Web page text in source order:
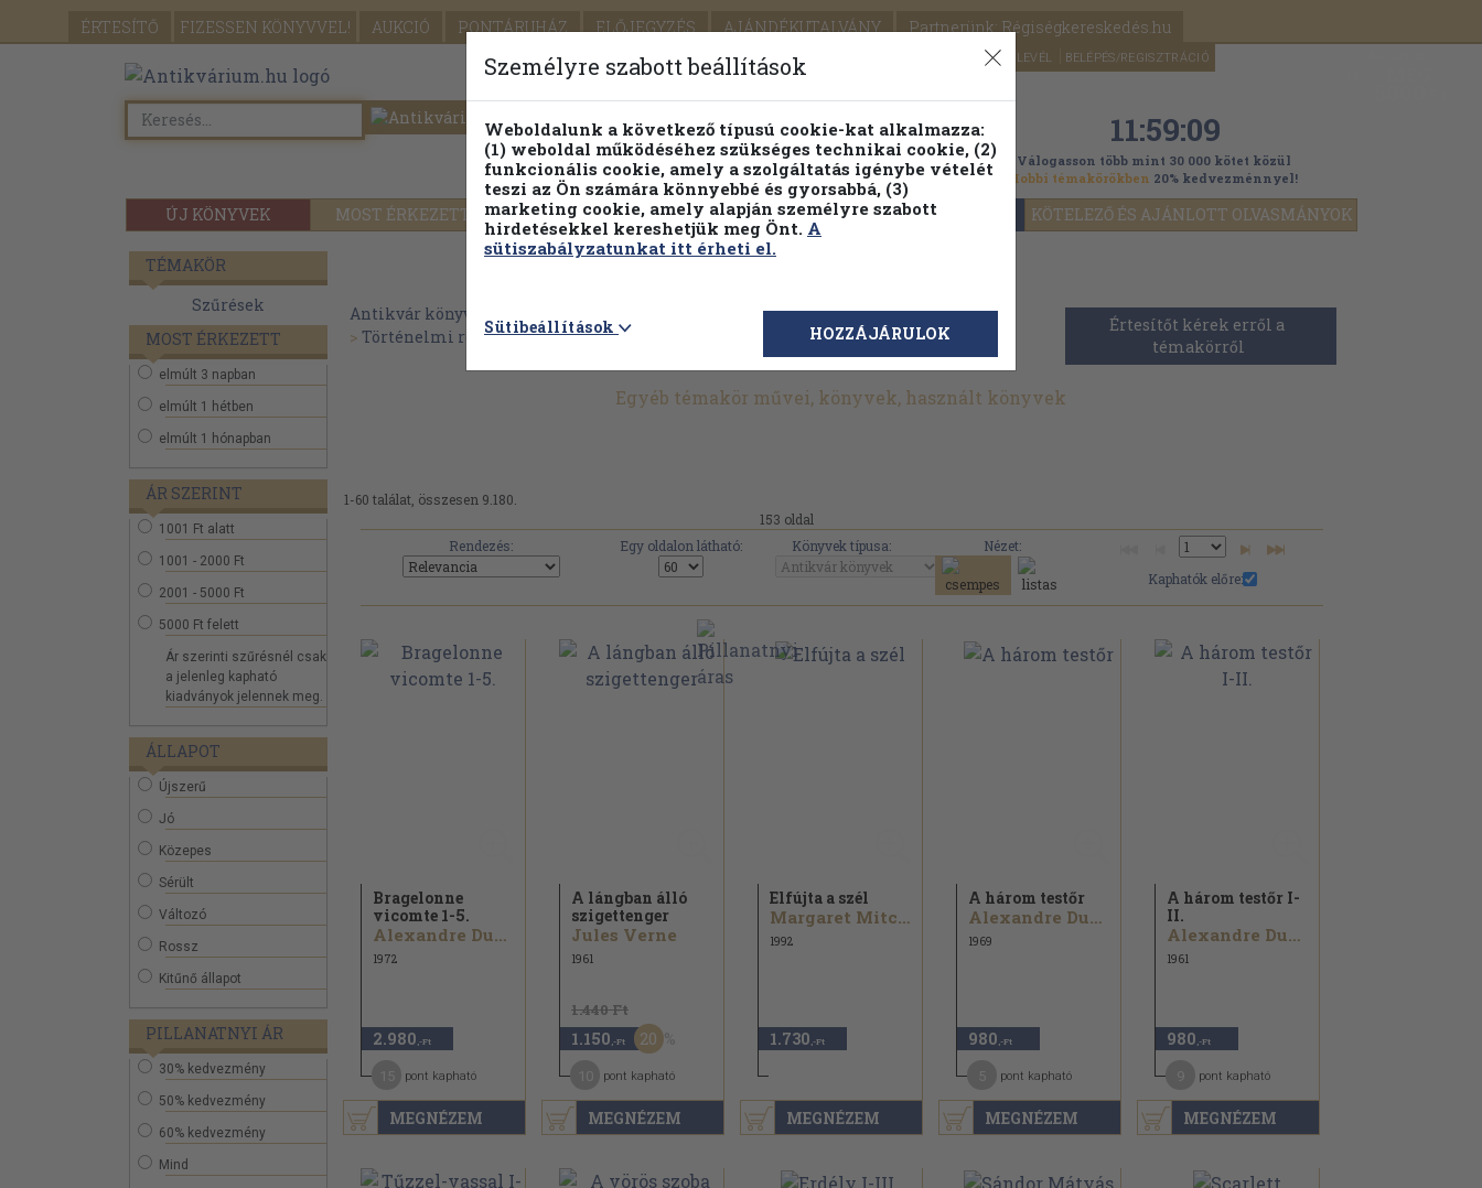
ÉRTESÍTŐ FIZESSEN KÖNYVVEL! AUKCIÓ PONTÁRUHÁZ ELŐJEGYZÉS AJÁNDÉKUTALVÁNY Partnerünk: Régiségkereskedés.hu
SEGÍTSÉG HÍRLEVÉL BELÉPÉS/REGISZTRÁCIÓ
ÚJ KÖNYVEK MOST ÉRKEZETT PILLANATNYI ÁRAINK FENNTARTHATÓ OLVASMÁNYOK KÖTELEZŐ ÉS AJÁNLOTT OLVASMÁNYOK
Részletes kereső Témaköri fa 11:59:07
Válogasson több mint 30 000 kötet közül
Hobbi témakörökben 20% kedvezménnyel!
TÉMAKÖR
Szűrések
MOST ÉRKEZETT
elmúlt 3 napban
elmúlt 1 hétben
elmúlt 1 hónapban
ÁR SZERINT
1001 Ft alatt
1001 - 2000 Ft
2001 - 5000 Ft
5000 Ft felett
Ár szerinti szűrésnél csak
a jelenleg kapható
kiadványok jelennek meg.
ÁLLAPOT
Újszerű
Jó
Közepes
Sérült
Változó
Rossz
Kitűnő állapot
PILLANATNYI ÁR
30% kedvezmény
50% kedvezmény
60% kedvezmény
Mind
Antikvár könyvek Regény, novella, elbeszélés>Tartalom szerint
> Történelmi regények>Újkor>Egyéb
Értesítőt kérek erről a
témakörről
Egyéb témakör művei, könyvek, használt könyvek
1-60 találat, összesen 9.180.
153 oldal
Rendezés:
Egy oldalon látható: Könyvek típusa:
Nézet:
Kaphatók előre:
MEGNÉZEM
Bragelonne
vicomte 1-5.
Alexandre Dumas
1972
2.980 ,-Ft
pont kapható
MEGNÉZEM
A lángban álló
szigettenger
Jules Verne
1961
1.440 Ft
1.150 ,-Ft 20
pont kapható
MEGNÉZEM
Elfújta a szél
Margaret Mitchell
1992
1.730 ,-Ft
MEGNÉZEM
A három testőr
Alexandre Dumas
1969
980 ,-Ft
pont kapható
MEGNÉZEM
A három testőr I-
II.
Alexandre Dumas
1961
980 ,-Ft
pont kapható
Személyre szabott beállítások
Weboldalunk a következő típusú cookie-kat alkalmazza:
(1) weboldal működéséhez szükséges technikai cookie, (2)
funkcionális cookie, amely a szolgáltatás igénybe vételét
teszi az Ön számára könnyebbé és gyorsabbá, (3)
marketing cookie, amely alapján személyre szabott
hirdetésekkel kereshetjük meg Önt. A
sütiszabályzatunkat itt érheti el.
Sütibeállítások HOZZÁJÁRULOK